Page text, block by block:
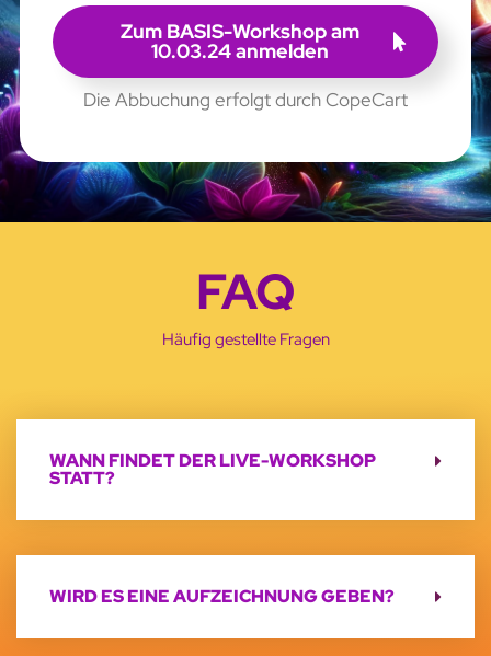
Zum BASIS-Workshop am
10.03.24 anmelden
Die Abbuchung erfolgt durch CopeCart
FAQ
Häufig gestellte Fragen
WANN FINDET DER LIVE-WORKSHOP
STATT?
WIRD ES EINE AUFZEICHNUNG GEBEN?